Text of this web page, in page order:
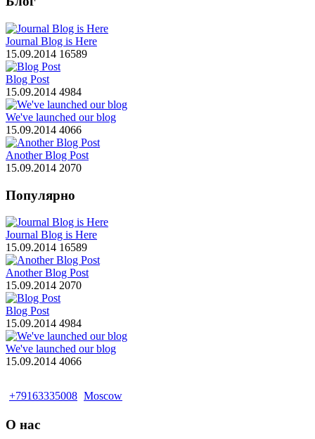
Journal Blog is Here
15.09.2014 16589
Blog Post
15.09.2014 4984
We've launched our blog
15.09.2014 4066
Another Blog Post
15.09.2014 2070
Популярно
Journal Blog is Here
15.09.2014 16589
Another Blog Post
15.09.2014 2070
Blog Post
15.09.2014 4984
We've launched our blog
15.09.2014 4066
+79163335008 Moscow
О нас